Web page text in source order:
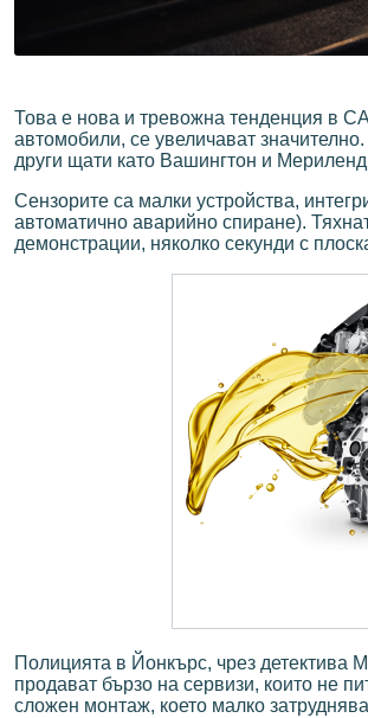
Това е нова и тревожна тенденция в
автомобили, се увеличават
други щати като Вашингтон и
Сензорите са малки устройства,
автоматично аварийно спиране).
демонстрации, няколко секунди с
Полицията в Йонкърс, чрез детектива
продават бързо на сервизи, които не
сложен монтаж, което малко